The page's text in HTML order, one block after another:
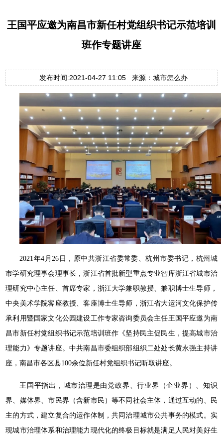
王国平应邀为南昌市新任村党组织书记示范培训
班作专题讲座
发布时间:2021-04-27 11:05 来源：城市怎么办
2021年4月26日，原中共浙江省委常委、杭州市委书记，杭州城
市学研究理事会理事长，浙江省首批新型重点专业智库浙江省城市治
理研究中心主任、首席专家，浙江大学兼职教授、兼职博士生导师，
中央美术学院客座教授、客座博士生导师，浙江省大运河文化保护传
承利用暨国家文化公园建设工作专家咨询委员会主任王国平应邀为南
昌市新任村党组织书记示范培训班作《坚持民主促民生，提高城市治
理能力》专题讲座。中共南昌市委组织部组织二处处长黄永强主持讲
座，南昌市各区县100余位新任村党组织书记听取讲座。
王国平指出，城市治理是由党政界、行业界（企业界）、知识
界、媒体界、市民界（含新市民）等不同社会主体，通过互动的、民
主的方式，建立复合的运作体制，共同治理城市公共事务的模式。实
现城市治理体系和治理能力现代化的终极目标就是满足人民对美好生